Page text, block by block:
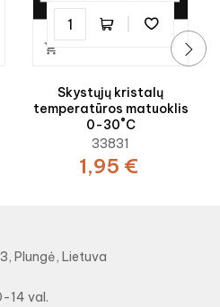

Skystųjų kristalų
temperatūros matuoklis
0-30˚C
33831
1,95 €
Plungė, Lietuva
14 val.